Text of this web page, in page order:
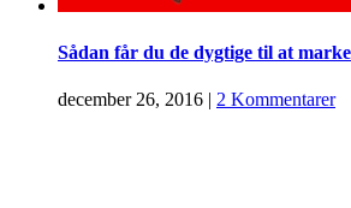
Sådan får du de dygtige til at
december 26, 2016 | 2 Kommentarer